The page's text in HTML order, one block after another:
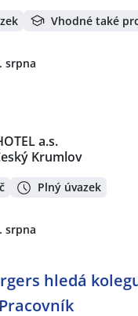
Vhodné také
srpna
a.s.
Krumlov
Plný úvazek
srpna
hledá